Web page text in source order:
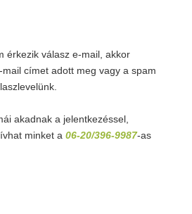
érkezik válasz e-mail, akkor
címet adott meg vagy a spam
akadnak a jelentkezéssel,
minket a 06-20/396-9987-as